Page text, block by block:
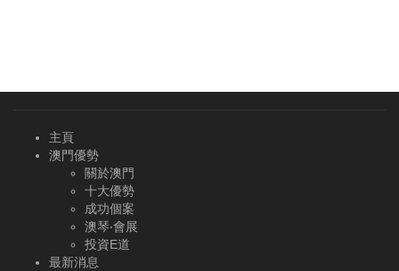
主頁
澳門優勢
關於澳門
十大優勢
成功個案
澳琴‧會展
投資E道
最新消息